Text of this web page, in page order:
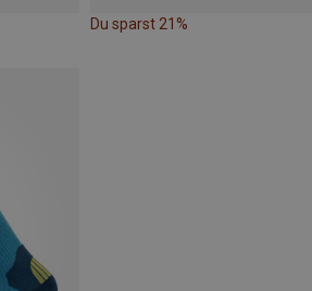
Du sparst 21%